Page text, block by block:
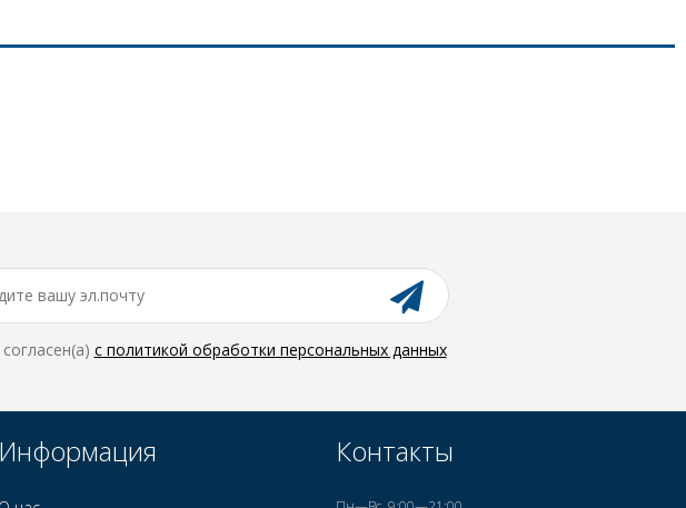
с политикой обработки персональных данных
Информация Контакты